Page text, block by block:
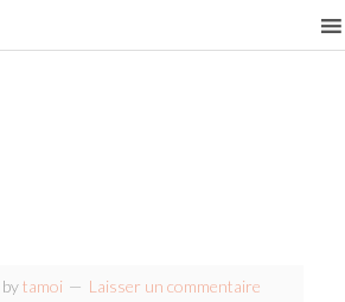
bytamoi Laisser un commentaire